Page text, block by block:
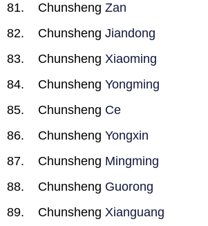
Chunsheng Zan
Chunsheng Jiandong
Chunsheng Xiaoming
Chunsheng Yongming
Chunsheng Ce
Chunsheng Yongxin
Chunsheng Mingming
Chunsheng Guorong
Chunsheng Xianguang